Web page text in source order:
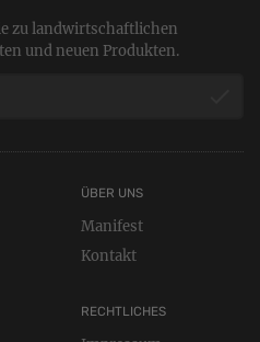
zu landwirtschaftlichen
und neuen Produkten.
RECHTLICHES
ÜBER UNS
Manifest
Kontakt